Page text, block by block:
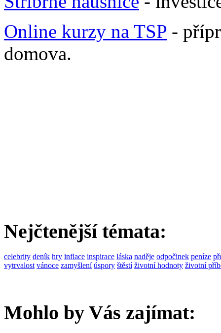
Online kurzy na TSP -
domova.
Nejčtenější témata:
celebrity deník hry inflace inspirace láska naděje odpočinek peníze
vytrvalost vánoce zamyšlení úspory štěstí životní hodnoty životní
Mohlo by Vás zajímat: